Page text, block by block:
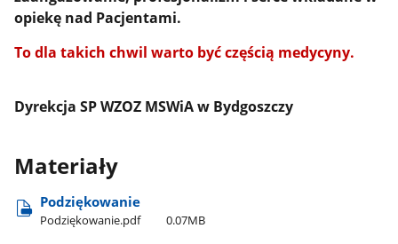
opiekę nad Pacjentami.
To dla takich chwil warto być częścią medycyny.
Dyrekcja SP WZOZ MSWiA w Bydgoszczy
Materiały
Podziękowanie
Podziękowanie.pdf 0.07MB